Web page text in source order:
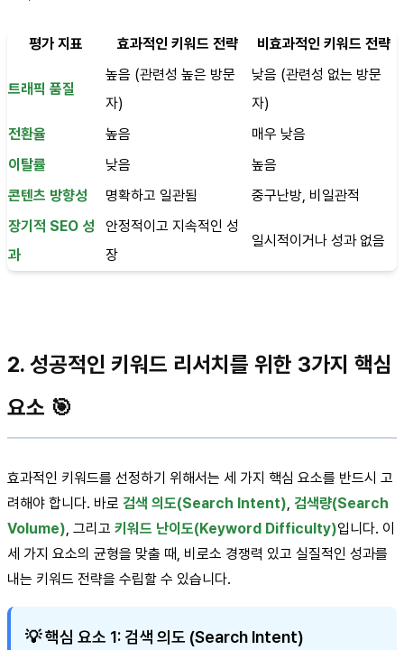
평가 지표 효과적인 키워드 전략 비효과적인 키워드 전략
트래픽 품질
높음 (관련성 높은 방문
자)
낮음 (관련성 없는 방문
자)
전환율
높음
매우 낮음
이탈률
낮음
높음
콘텐츠 방향성
명확하고 일관됨
중구난방, 비일관적
장기적 SEO 성
과
안정적이고 지속적인 성
장
일시적이거나 성과 없음
2. 성공적인 키워드 리서치를 위한 3가지 핵심
요소 🎯
효과적인 키워드를 선정하기 위해서는 세 가지 핵심 요소를 반드시 고
려해야 합니다. 바로 검색 의도(Search Intent), 검색량(Search
Volume), 그리고 키워드 난이도(Keyword Difficulty)입니다. 이
세 가지 요소의 균형을 맞출 때, 비로소 경쟁력 있고 실질적인 성과를
내는 키워드 전략을 수립할 수 있습니다.
💡 핵심 요소 1: 검색 의도 (Search Intent)